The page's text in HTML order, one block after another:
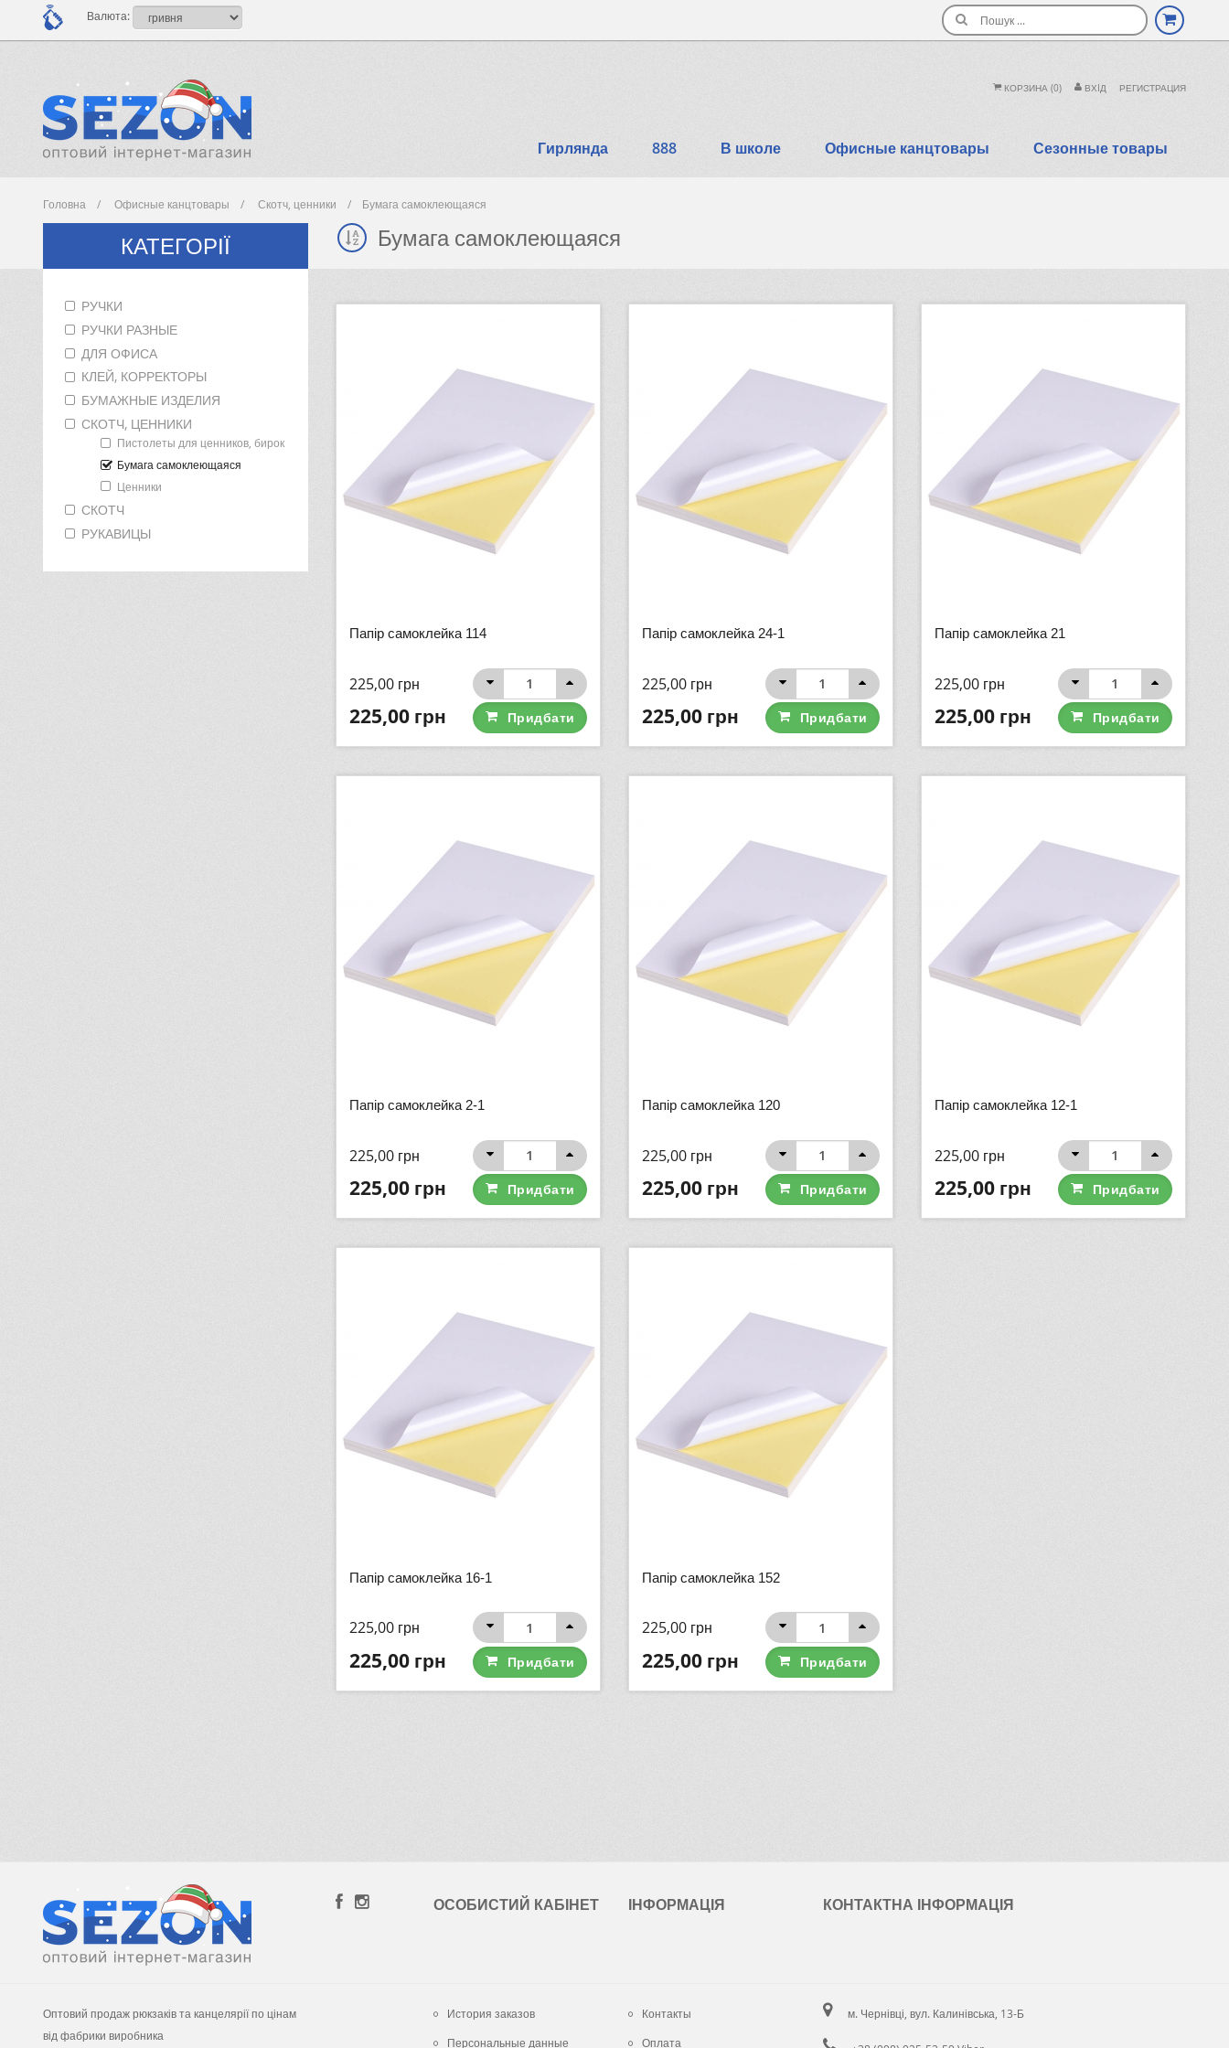
Валюта: Поиск
КОРЗИНА (0) ВХIД РЕГИСТРАЦИЯ
Гирлянда 888 В школе Офисные канцтовары Сезонные товары
Головна Офисные канцтовары Скотч, ценники Бумага самоклеющаяся
КАТЕГОРІЇ
РУЧКИ
РУЧКИ РАЗНЫЕ
ДЛЯ ОФИСА
КЛЕЙ, КОРРЕКТОРЫ
БУМАЖНЫЕ ИЗДЕЛИЯ
СКОТЧ, ЦЕННИКИ
Пистолеты для ценников, бирок
Бумага самоклеющаяся
Ценники
СКОТЧ
РУКАВИЦЫ
Бумага самоклеющаяся
Папір самоклейка 114
225,00 грн
225,00 грн Придбати
Папір самоклейка 24-1
225,00 грн
225,00 грн Придбати
Папір самоклейка 21
225,00 грн
225,00 грн Придбати
Папір самоклейка 2-1
225,00 грн
225,00 грн Придбати
Папір самоклейка 120
225,00 грн
225,00 грн Придбати
Папір самоклейка 12-1
225,00 грн
225,00 грн Придбати
Папір самоклейка 16-1
225,00 грн
225,00 грн Придбати
Папір самоклейка 152
225,00 грн
225,00 грн Придбати
ОСОБИСТИЙ КАБІНЕТ ІНФОРМАЦІЯ КОНТАКТНА ІНФОРМАЦІЯ
Оптовий продаж рюкзаків та канцелярії по цінам
від фабрики виробника
История заказов
Персональные данные
Контакты
Оплата
м. Чернівці, вул. Калинівська, 13-Б